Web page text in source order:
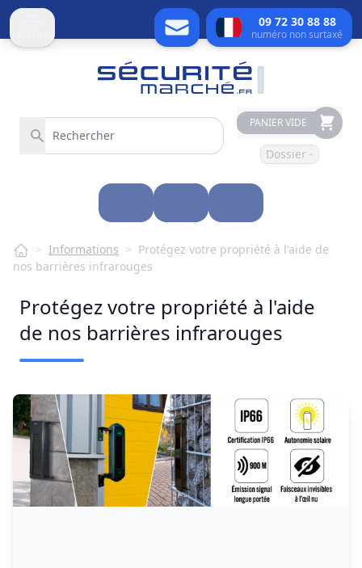
09 72 30 88 88
numéro non surtaxé
PANIER VIDE
Dossier -
> Informations > Protégez votre propriété à l'aide de
nos barrières infrarouges
Protégez votre propriété à l'aide
de nos barrières infrarouges